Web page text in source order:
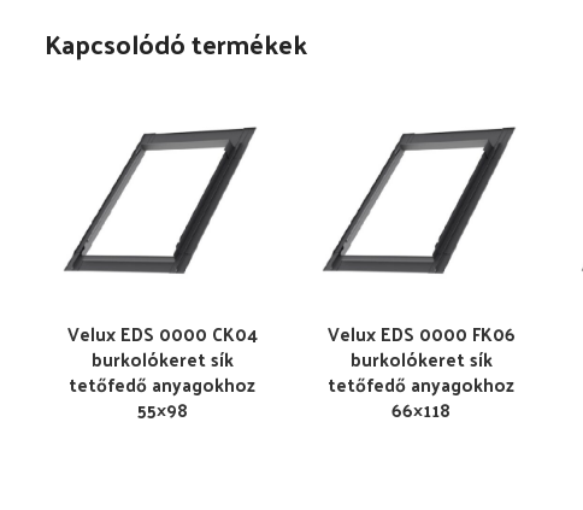
Kapcsolódó termékek
Velux EDS 0000 CK04
burkolókeret sík
tetőfedő anyagokhoz
55×98
Velux EDS 0000 FK06
burkolókeret sík
tetőfedő anyagokhoz
66×118